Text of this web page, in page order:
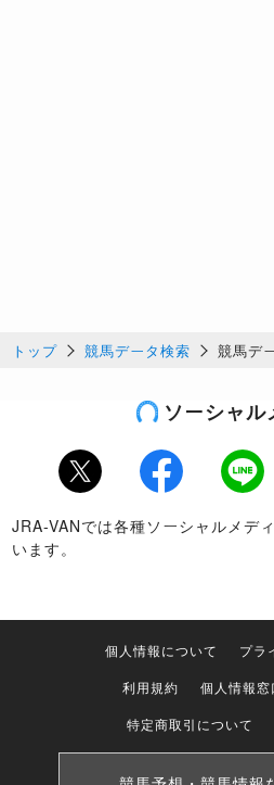
トップ 競馬データ検索 競馬デ
ソーシャル
Twitter Facebook LINE
JRA-VANでは各種ソーシャルメデ
います。
個人情報について
プラ
利用規約
個人情報窓
特定商取引について